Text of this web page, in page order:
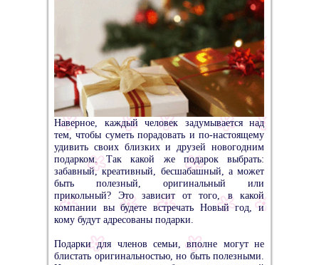
Наверное, каждый человек задумывается над
тем, чтобы суметь порадовать и по-настоящему
удивить своих близких и друзей новогодним
подарком. Так какой же подарок выбрать:
забавный, креативный, бесшабашный, а может
быть полезный, оригинальный или
прикольный? Это зависит от того, в какой
компании вы будете встречать Новый год, и
кому будут адресованы подарки.
Подарки для членов семьи, вполне могут не
блистать оригинальностью, но быть полезными.